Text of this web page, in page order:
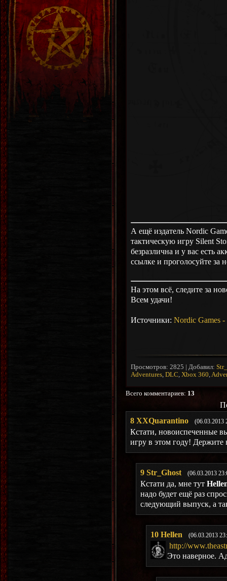
А ещё издатель Nordic
тактическую игру Silent
безразлична и у вас есть
ссылке и проголосуйте за
На этом всё, следите за
Всем удачи!
Источники: Nordic Games -
Просмотров: 2825 Добавил:
Adventures, DLC, Xbox 360,
Всего комментариев: 13
8 XXQuarantino (06.03.2013
Кстати, новоиспеченные
игру в этом году! Держите
9 Str_Ghost (06.03.2013
Кстати да, мне тут
надо будет ещё раз
следующий выпуск, а
10 Hellen (06.03.2013
http://
Это наверное.